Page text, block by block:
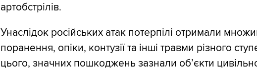
артобстрілів.
Унаслідок російських атак потерпілі отримали
поранення, опіки, контузії та інші травми різного
цього, значних пошкоджень зазнали об’єкти